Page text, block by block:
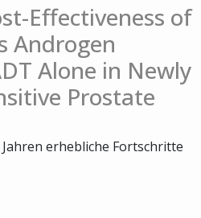
Effectiveness of
Androgen
Alone in Newly
Prostate
erhebliche Fortschritte